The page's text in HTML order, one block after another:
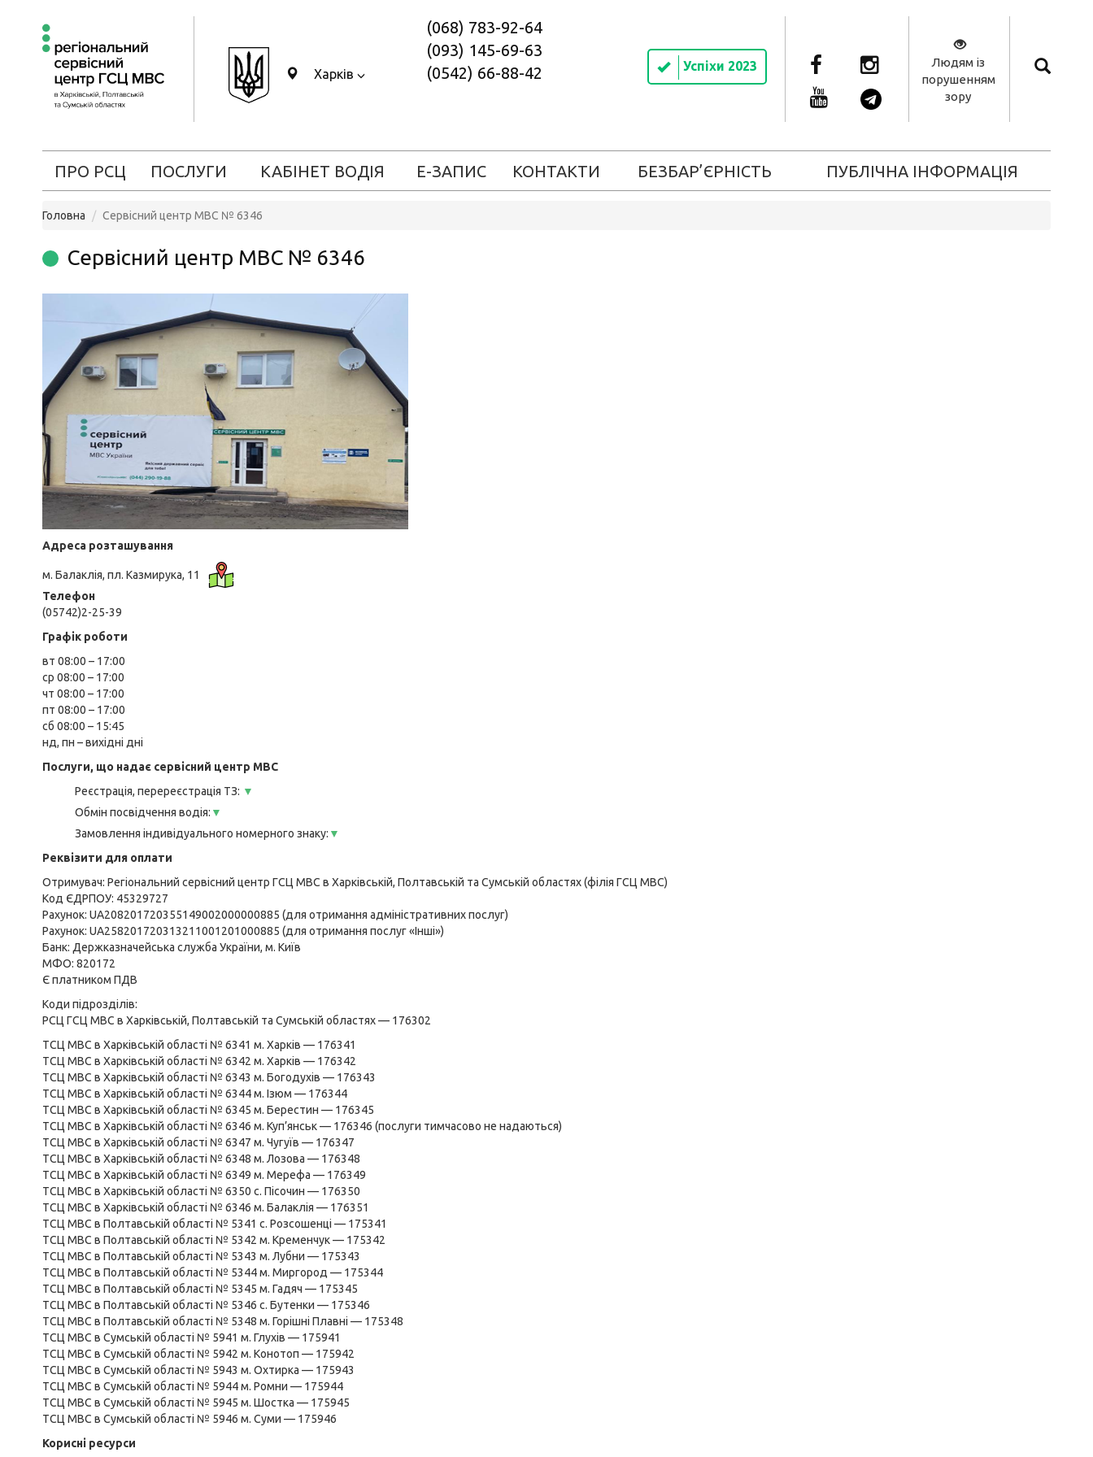
Харків
(068) 783-92-64
(093) 145-69-63
(0542) 66-88-42
Успіхи 2023
Людям із
порушенням
зору
ПРО РСЦ ПОСЛУГИ КАБІНЕТ ВОДІЯ Е-ЗАПИС КОНТАКТИ БЕЗБАР’ЄРНІСТЬ ПУБЛІЧНА ІНФОРМАЦІЯ
Головна Сервісний центр МВС № 6346
Сервісний центр МВС № 6346
Адреса розташування
м. Балаклія, пл. Казмирука, 11
Телефон
(05742)2-25-39
Графік роботи
вт 08:00 – 17:00
ср 08:00 – 17:00
чт 08:00 – 17:00
пт 08:00 – 17:00
сб 08:00 – 15:45
нд, пн – вихідні дні
Послуги, що надає сервісний центр МВС
Реєстрація, перереєстрація ТЗ: ▼
Обмін посвідчення водія: ▼
Замовлення індивідуального номерного знаку: ▼
Реквізити для оплати
Отримувач: Регіональний сервісний центр ГСЦ МВС в Харківській, Полтавській та Сумській областях (філія ГСЦ МВС)
Код ЄДРПОУ: 45329727
Рахунок: UA208201720355149002000000885 (для отримання адміністративних послуг)
Рахунок: UA258201720313211001201000885 (для отримання послуг «Інші»)
Банк: Держказначейська служба України, м. Київ
МФО: 820172
Є платником ПДВ
Коди підрозділів:
РСЦ ГСЦ МВС в Харківській, Полтавській та Сумській областях — 176302
ТСЦ МВС в Харківській області № 6341 м. Харків — 176341
ТСЦ МВС в Харківській області № 6342 м. Харків — 176342
ТСЦ МВС в Харківській області № 6343 м. Богодухів — 176343
ТСЦ МВС в Харківській області № 6344 м. Ізюм — 176344
ТСЦ МВС в Харківській області № 6345 м. Берестин — 176345
ТСЦ МВС в Харківській області № 6346 м. Куп’янськ — 176346 (послуги тимчасово не надаються)
ТСЦ МВС в Харківській області № 6347 м. Чугуїв — 176347
ТСЦ МВС в Харківській області № 6348 м. Лозова — 176348
ТСЦ МВС в Харківській області № 6349 м. Мерефа — 176349
ТСЦ МВС в Харківській області № 6350 с. Пісочин — 176350
ТСЦ МВС в Харківській області № 6346 м. Балаклія — 176351
ТСЦ МВС в Полтавській області № 5341 с. Розсошенці — 175341
ТСЦ МВС в Полтавській області № 5342 м. Кременчук — 175342
ТСЦ МВС в Полтавській області № 5343 м. Лубни — 175343
ТСЦ МВС в Полтавській області № 5344 м. Миргород — 175344
ТСЦ МВС в Полтавській області № 5345 м. Гадяч — 175345
ТСЦ МВС в Полтавській області № 5346 с. Бутенки — 175346
ТСЦ МВС в Полтавській області № 5348 м. Горішні Плавні — 175348
ТСЦ МВС в Сумській області № 5941 м. Глухів — 175941
ТСЦ МВС в Сумській області № 5942 м. Конотоп — 175942
ТСЦ МВС в Сумській області № 5943 м. Охтирка — 175943
ТСЦ МВС в Сумській області № 5944 м. Ромни — 175944
ТСЦ МВС в Сумській області № 5945 м. Шостка — 175945
ТСЦ МВС в Сумській області № 5946 м. Суми — 175946
Корисні ресурси